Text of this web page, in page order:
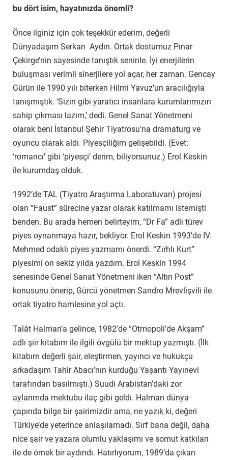
bu dört isim, hayatınızda önemli?
Önce ilginiz için çok teşekkür ederim, değerli
Dünyadaşım Serkan Aydın. Ortak dostumuz Pınar
Çekirge’nin sayesinde tanıştık seninle. İyi enerjilerin
buluşması verimli sinerjilere yol açar, her zaman. Gencay
Gürün ile 1990 yılı biterken Hilmi Yavuz’un aracılığıyla
tanışmıştık. ‘Sizin gibi yaratıcı insanlara kurumlarımızın
sahip çıkması lazım,’ dedi. Genel Sanat Yönetmeni
olarak beni İstanbul Şehir Tiyatrosu’na dramaturg ve
oyuncu olarak aldı. Piyesçiliğim gelişebildi. (Evet:
‘romancı’ gibi ‘piyesçi’ derim, biliyorsunuz.) Erol Keskin
ile kurumdaş olduk.
1992’de TAL (Tiyatro Araştırma Laboratuvarı) projesi
olan “Faust” sürecine yazar olarak katılmamı istemişti
benden. Bu arada hemen belirteyim, “Dr Fa” adlı türev
piyes oynanmaya hazır, bekliyor. Erol Keskin 1993’de IV.
Mehmed odaklı piyes yazmamı önerdi. “Zırhlı Kurt”
piyesimi on sekiz yılda yazdım. Erol Keskin 1994
senesinde Genel Sanat Yönetmeni iken “Altın Post”
konusunu önerip, Gürcü yönetmen Sandro Mrevlişvili ile
ortak tiyatro hamlesine yol açtı.
Talât Halman’a gelince, 1982’de “Otmopoli’de Akşam”
adlı şiir kitabım ile ilgili övgülü bir mektup yazmıştı. (İlk
kitabım değerli şair, eleştirmen, yayıncı ve hukukçu
arkadaşım Tahir Abacı’nın kurduğu Yaşantı Yayınevi
tarafından basılmıştı.) Suudi Arabistan’daki zor
aylarımda mektubu ilaç gibi geldi. Halman dünya
çapında bilge bir şairimizdir ama, ne yazık ki, değeri
Türkiye’de yeterince anlaşılamadı. Sırf bana değil, daha
nice şair ve yazara olumlu yaklaşımı ve somut katkıları
ile de örnek bir aydındı. Hatırlıyorum, 1989’da çıkan